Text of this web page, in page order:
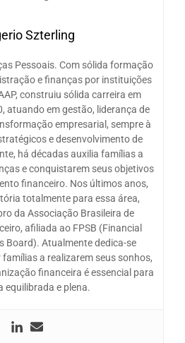
Szterling
Pessoais. Com sólida formação
e finanças por instituições
construiu sólida carreira em
atuando em gestão, liderança de
empresarial, sempre à
e desenvolvimento de
há décadas auxilia famílias a
e conquistarem seus objetivos
financeiro. Nos últimos anos,
totalmente para essa área,
da Associação Brasileira de
afiliada ao FPSB (Financial
Board). Atualmente dedica-se
a realizarem seus sonhos,
financeira é essencial para
equilibrada e plena.